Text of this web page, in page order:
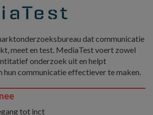
dat communicatie
meet en test. MediaTest voert zowel
onderzoek uit en helpt
communicatie effectiever te maken.
tot inct